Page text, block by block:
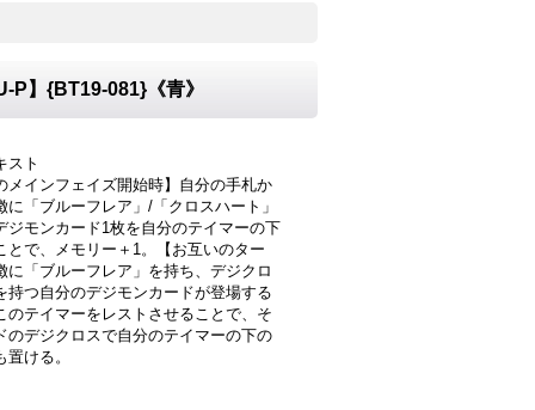
】{BT19-081}《青》
スト
メインフェイズ開始時】自分の手札か
に「ブルーフレア」/「クロスハート」
ジモンカード1枚を自分のテイマーの下
とで、メモリー＋1。【お互いのター
に「ブルーフレア」を持ち、デジクロ
持つ自分のデジモンカードが登場する
のテイマーをレストさせることで、そ
のデジクロスで自分のテイマーの下の
置ける。